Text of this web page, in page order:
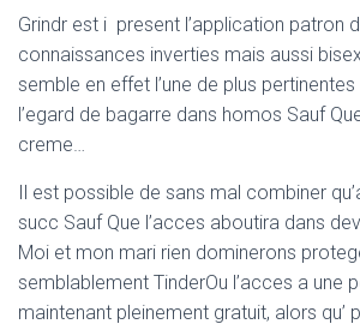
Grindr est i present l’application patron
connaissances inverties mais aussi
semble en effet l’une de plus
l’egard de bagarre dans homos Sauf
creme…
Il est possible de sans mal combiner
succ Sauf Que l’acces aboutira dans
Moi et mon mari rien dominerons
semblablement TinderOu l’acces a une
maintenant pleinement gratuit, alors qu’